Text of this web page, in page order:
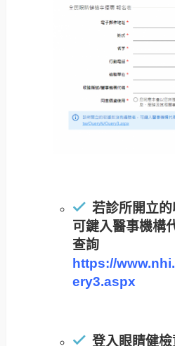
若診所開立的
可鍵入醫事機構
查詢
https://
ery3.aspx
登入眼睛健